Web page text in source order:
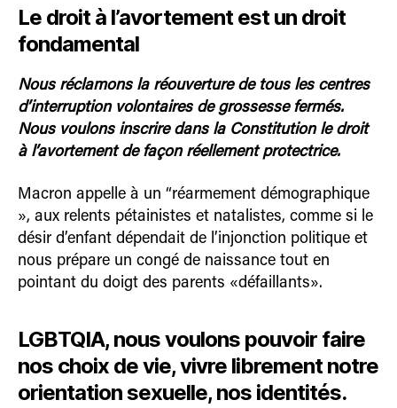
Le droit à l’avortement est un droit
fondamental
Nous réclamons la réouverture de tous les centres
d’interruption volontaires de grossesse fermés.
Nous voulons inscrire dans la Constitution le droit
à l’avortement de façon réellement protectrice.
Macron appelle à un “réarmement démographique
», aux relents pétainistes et natalistes, comme si le
désir d’enfant dépendait de l’injonction politique et
nous prépare un congé de naissance tout en
pointant du doigt des parents «défaillants».
LGBTQIA, nous voulons pouvoir faire
nos choix de vie, vivre librement notre
orientation sexuelle, nos identités.